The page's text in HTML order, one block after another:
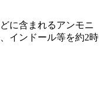
に含まれるアンモニ
インドール等を約2時